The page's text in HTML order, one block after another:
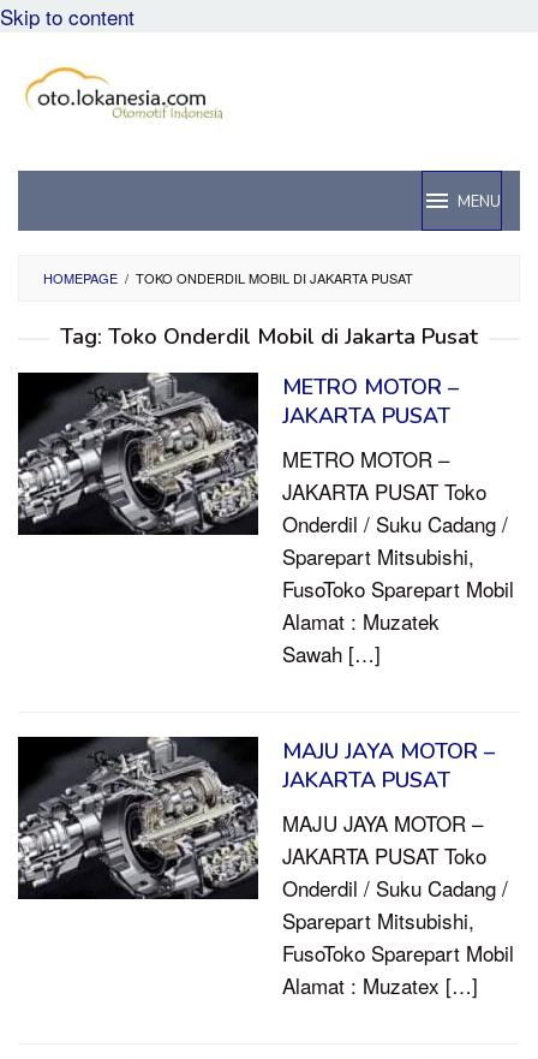
Skip to content
MENU
HOMEPAGE / TOKO ONDERDIL MOBIL DI JAKARTA PUSAT
Tag: Toko Onderdil Mobil di Jakarta Pusat
METRO MOTOR –
JAKARTA PUSAT
METRO MOTOR –
JAKARTA PUSAT Toko
Onderdil / Suku Cadang /
Sparepart Mitsubishi,
FusoToko Sparepart Mobil
Alamat : Muzatek
Sawah […]
MAJU JAYA MOTOR –
JAKARTA PUSAT
MAJU JAYA MOTOR –
JAKARTA PUSAT Toko
Onderdil / Suku Cadang /
Sparepart Mitsubishi,
FusoToko Sparepart Mobil
Alamat : Muzatex […]